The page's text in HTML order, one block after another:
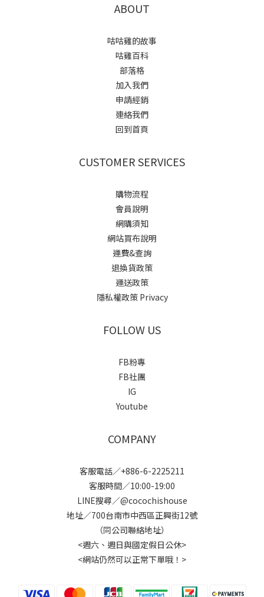
ABOUT
咕咕雞的故事
咕雞百科
部落格
加入我們
申請經銷
連絡我們
回到首頁
CUSTOMER SERVICES
購物流程
會員說明
網購須知
網站買布說明
運費&查詢
退換貨政策
運送政策
隱私權政策 Privacy
FOLLOW US
FB粉專
FB社團
IG
Youtube
COMPANY
客服電話／+886-6-2225211
客服時間／10:00-19:00
LINE搜尋／@cocochishouse
地址／700台南市中西區正興街12號
（同公司聯絡地址）
<週六、週日與國定假日公休>
<網站仍然可以正常下單哦！>